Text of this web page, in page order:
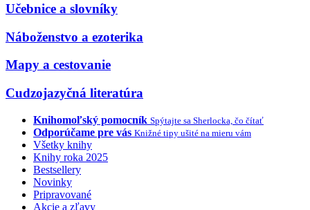
Učebnice a slovníky
Náboženstvo a ezoterika
Mapy a cestovanie
Cudzojazyčná literatúra
Knihomoľský pomocník Spýtajte sa Sherlocka, čo čítať
Odporúčame pre vás Knižné tipy ušité na mieru vám
Všetky knihy
Knihy roka 2025
Bestsellery
Novinky
Pripravované
Akcie a zľavy